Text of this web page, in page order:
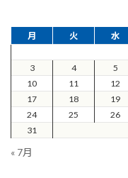
月 火 水
3
4 5
10
11 12
17
18 19
24
25 26
31
« 7月